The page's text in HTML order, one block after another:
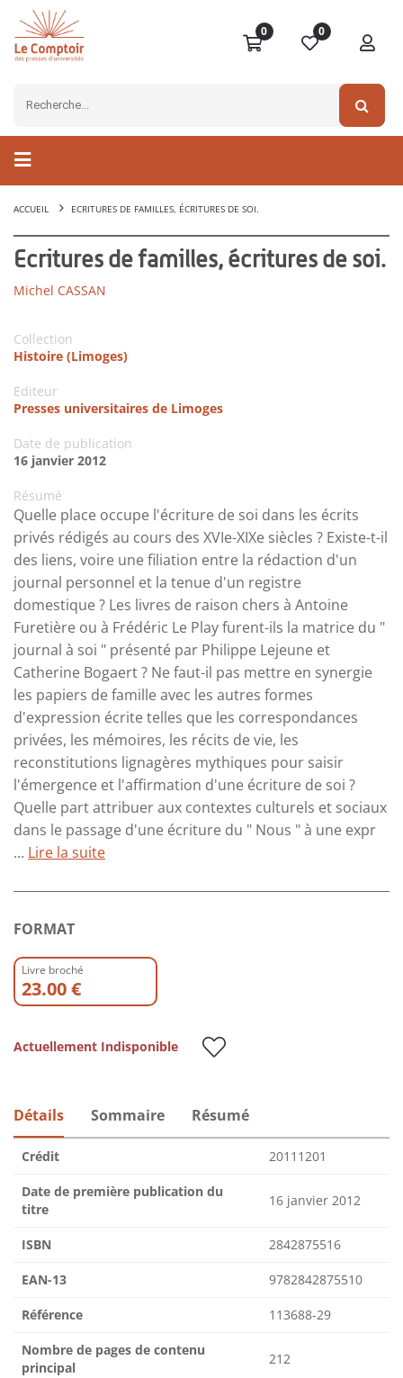
0 0
ACCUEIL ECRITURES DE FAMILLES, ÉCRITURES DE SOI.
Ecritures de familles, écritures de soi.
Michel CASSAN
Collection
Histoire (Limoges)
Editeur
Presses universitaires de Limoges
Date de publication
16 janvier 2012
Résumé
Quelle place occupe l'écriture de soi dans les écrits
privés rédigés au cours des XVIe-XIXe siècles ? Existe-t-il
des liens, voire une filiation entre la rédaction d'un
journal personnel et la tenue d'un registre
domestique ? Les livres de raison chers à Antoine
Furetière ou à Frédéric Le Play furent-ils la matrice du "
journal à soi " présenté par Philippe Lejeune et
Catherine Bogaert ? Ne faut-il pas mettre en synergie
les papiers de famille avec les autres formes
d'expression écrite telles que les correspondances
privées, les mémoires, les récits de vie, les
reconstitutions lignagères mythiques pour saisir
l'émergence et l'affirmation d'une écriture de soi ?
Quelle part attribuer aux contextes culturels et sociaux
dans le passage d'une écriture du " Nous " à une expr
... Lire la suite
FORMAT
Livre broché
23.00 €
Actuellement Indisponible
Détails Sommaire Résumé
Crédit 20111201
Date de première publication du
titre
16 janvier 2012
ISBN 2842875516
EAN-13 9782842875510
Référence 113688-29
Nombre de pages de contenu
principal
212